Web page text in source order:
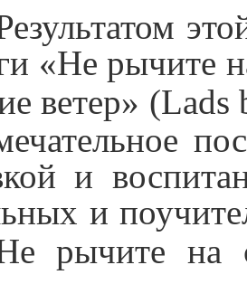
этой
«Не рычите
ветер» (Lads
и
и
рычите на